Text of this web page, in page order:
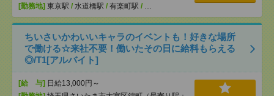
[勤務地] 東京駅 / 水道橋駅 / 有楽町駅 / …
ちいさいかわいいキャラのイベントも！好きな場所
で働ける☆来社不要！働いたその日に給料もらえる
◎/T1[アルバイト]
[給 与] 日給13,000円～